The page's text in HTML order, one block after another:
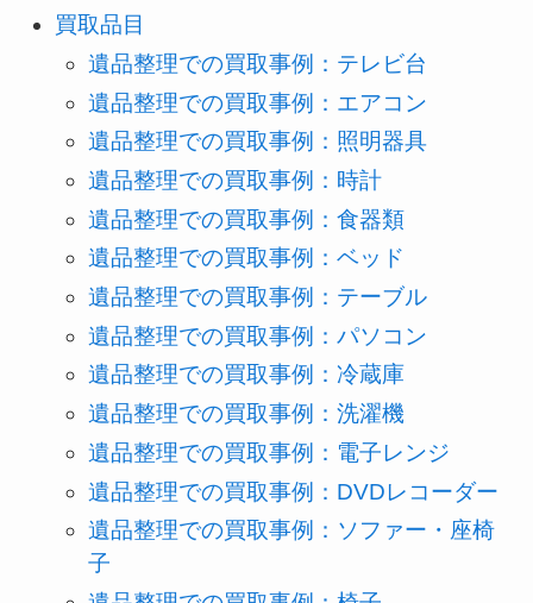
買取品目
遺品整理での買取事例：テレビ台
遺品整理での買取事例：エアコン
遺品整理での買取事例：照明器具
遺品整理での買取事例：時計
遺品整理での買取事例：食器類
遺品整理での買取事例：ベッド
遺品整理での買取事例：テーブル
遺品整理での買取事例：パソコン
遺品整理での買取事例：冷蔵庫
遺品整理での買取事例：洗濯機
遺品整理での買取事例：電子レンジ
遺品整理での買取事例：DVDレコーダー
遺品整理での買取事例：ソファー・座椅
子